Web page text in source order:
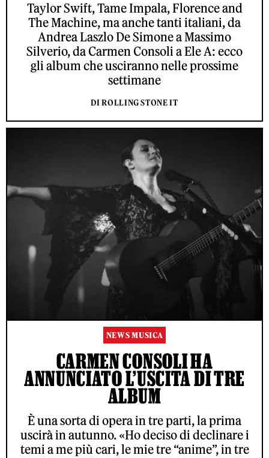
Taylor Swift, Tame Impala, Florence and
The Machine, ma anche tanti italiani, da
Andrea Laszlo De Simone a Massimo
Silverio, da Carmen Consoli a Ele A: ecco
gli album che usciranno nelle prossime
settimane
DI ROLLING STONE IT
NEWS MUSICA
CARMEN CONSOLI HA
ANNUNCIATO L’USCITA DI TRE
ALBUM
È una sorta di opera in tre parti, la prima
uscirà in autunno. «Ho deciso di declinare i
temi a me più cari, le mie tre “anime”, in tre